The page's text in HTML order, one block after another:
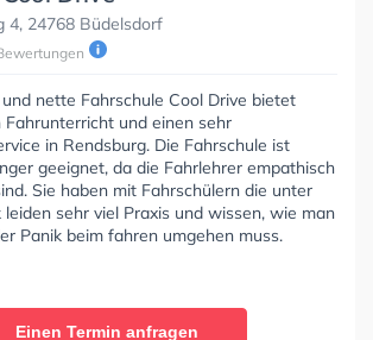
4, 24768 Büdelsdorf
nette Fahrschule Cool Drive bietet
Fahrunterricht und einen sehr
in Rendsburg. Die Fahrschule ist
geeignet, da die Fahrlehrer empathisch
Sie haben mit Fahrschülern die unter
sehr viel Praxis und wissen, wie man
Panik beim fahren umgehen muss.
Einen Termin anfragen